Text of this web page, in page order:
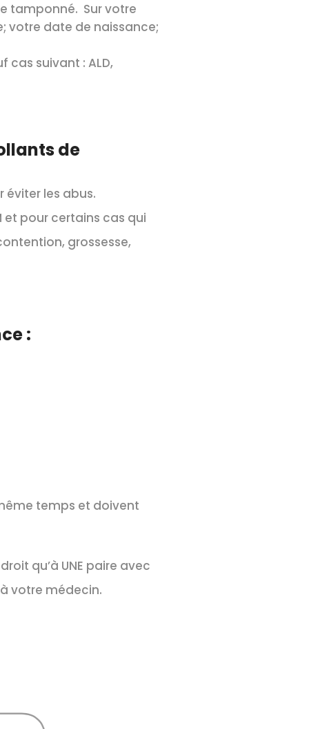
tamponné. Sur votre
votre date de naissance;
cas suivant : ALD,
de
éviter les abus.
et pour certains cas qui
grossesse,
:
temps et doivent
qu’à UNE paire avec
votre médecin.